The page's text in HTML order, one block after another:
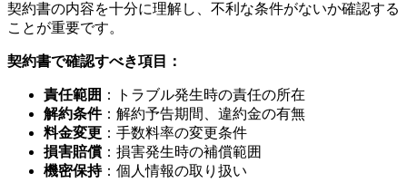
契約書の内容を十分に理解し、不利な条件がないか確認する
ことが重要です。
契約書で確認すべき項目：
責任範囲 ：トラブル発生時の責任の所在
解約条件：解約予告期間、違約金の有無
料金変更 ：手数料率の変更条件
損害賠償 ：損害発生時の補償範囲
機密保持：個人情報の取り扱い